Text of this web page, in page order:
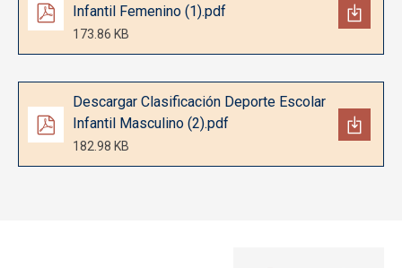
Infantil Femenino (1).pdf
173.86 KB
Documento
Descargar Clasificación Deporte Escolar
Infantil Masculino (2).pdf
182.98 KB